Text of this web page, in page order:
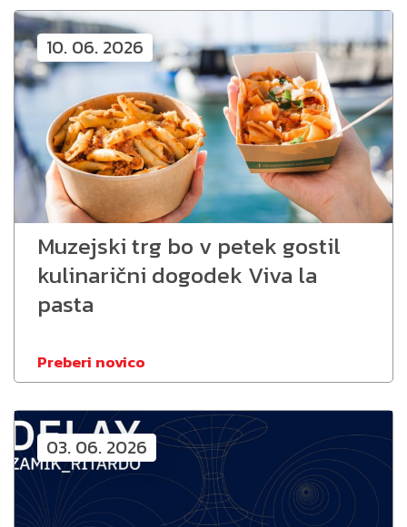
10. 06. 2026
Muzejski trg bo v petek gostil
kulinarični dogodek Viva la
pasta
Preberi novico
03. 06. 2026